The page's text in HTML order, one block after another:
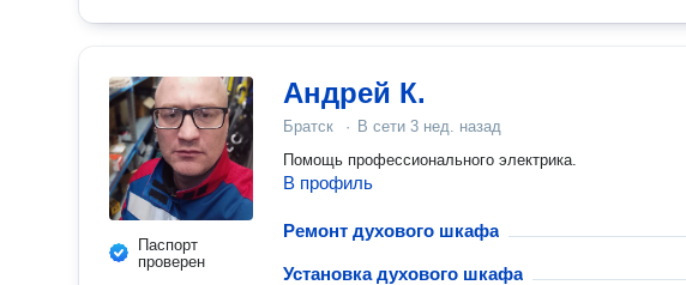
Паспорт
проверен
Андрей К.
Братск · В сети 3 нед. назад
Помощь профессионального электрика.
В профиль
Ремонт духового шкафа
Установка духового шкафа